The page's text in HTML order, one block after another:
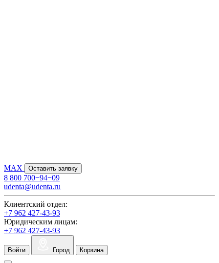
MAX Оставить заявку
8 800 700−94−09
udenta@udenta.ru
Клиентский отдел:
+7 962 427-43-93
Юридическим лицам:
+7 962 427-43-93
Войти Город Корзина